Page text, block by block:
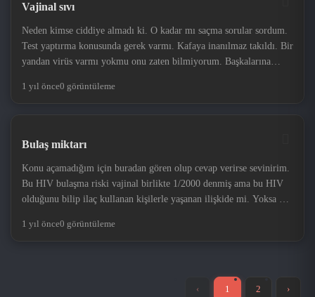
Vajinal sıvı
Neden kimse ciddiye almadı ki. O kadar mı saçma sorular sordum.
Test yaptırma konusunda gerek varmı. Kafaya inanılmaz takıldı. Bir
yandan virüs varmı yokmu onu zaten bilmiyorum. Başkalarına
1 yıl önce0 görüntüleme
Bulaş miktarı
Konu açamadığım için buradan gören olup cevap verirse sevinirim.
Bu HIV bulaşma riski vajinal birlikte 1/2000 denmiş ama bu HIV
olduğunu bilip ilaç kullanan kişilerle yaşanan ilişkide mi. Yoksa hiv
verilmiş oran ?
1 yıl önce0 görüntüleme
‹ 1 2 ›